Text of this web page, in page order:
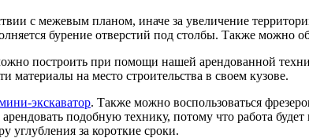
с межевым планом, иначе за увеличение
бурение отверстий под столбы. Также можно
построить при помощи нашей арендованной
материалы на место строительства в своем кузове.
экскаватор. Также можно воспользоваться
подобную технику, потому что работа
углубления за короткие сроки.